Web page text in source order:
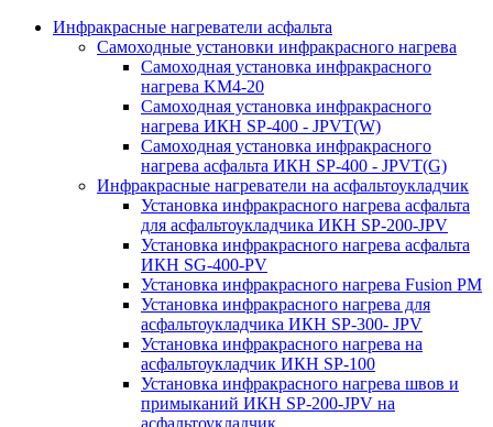
Инфракрасные нагреватели асфальта
Самоходные установки инфракрасного нагрева
Самоходная установка инфракрасного
нагрева KM4-20
Самоходная установка инфракрасного
нагрева ИКН SP-400 - JPVT(W)
Самоходная установка инфракрасного
нагрева асфальта ИКН SP-400 - JPVT(G)
Инфракрасные нагреватели на асфальтоукладчик
Установка инфракрасного нагрева асфальта
для асфальтоукладчика ИКН SP-200-JPV
Установка инфракрасного нагрева асфальта
ИКН SG-400-PV
Установка инфракрасного нагрева Fusion PM
Установка инфракрасного нагрева для
асфальтоукладчика ИКН SP-300- JPV
Установка инфракрасного нагрева на
асфальтоукладчик ИКН SP-100
Установка инфракрасного нагрева швов и
примыканий ИКН SP-200-JPV на
асфальтоукладчик